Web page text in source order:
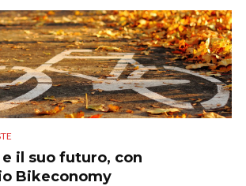
il suo futuro, con
Bikeconomy